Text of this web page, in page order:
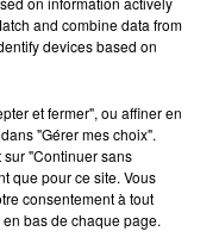
LA STAR
and combine data from
devices based on
et fermer", ou affiner en
"Gérer mes choix".
"Continuer sans
que pour ce site. Vous
consentement à tout
bas de chaque page.